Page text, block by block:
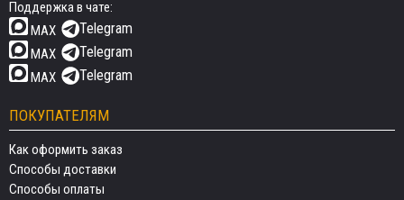
Поддержка в чате:
MAX
Telegram
MAX Telegram
MAX Telegram
ПОКУПАТЕЛЯМ
Как оформить заказ
Способы доставки
Способы оплаты